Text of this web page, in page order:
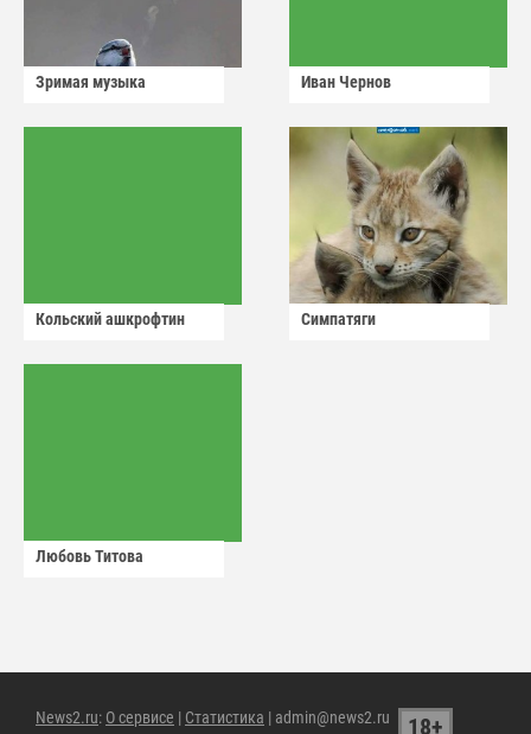
Зримая музыка Иван Чернов
Кольский ашкрофтин Симпатяги
Любовь Титова
News2.ru: О сервисе | Статистика | admin@news2.ru 18+